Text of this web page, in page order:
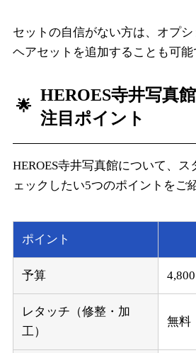
セットの自信がない方は、オプシ
ヘアセットを追加することも可能
HEROES寺井写真館
注目ポイント
HEROES寺井写真館について、
ェックしたい5つのポイントをご
ポイント
予算
レタッチ（修整・加
工）
無料